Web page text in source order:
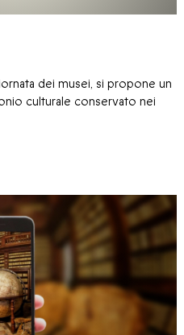
dei musei, si propone un
culturale conservato nei